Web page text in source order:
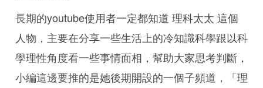
長期的youtube使用者一定都知道 理科太太 這個
人物，主要在分享一些生活上的冷知識科學跟以科
學理性角度看一些事情面相，幫助大家思考判斷，
小編這邊要推的是她後期開設的一個子頻道，「理